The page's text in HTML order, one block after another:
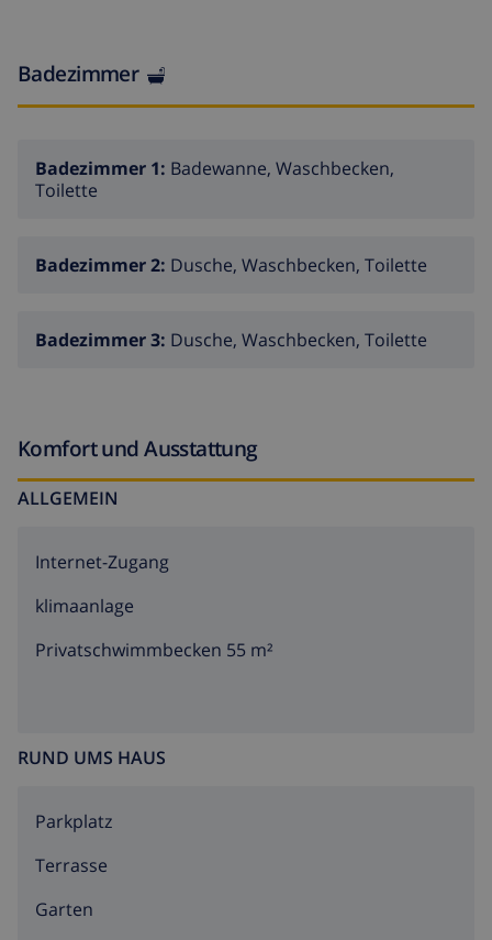
Badezimmer
Badezimmer 1: Badewanne, Waschbecken,
Toilette
Badezimmer 2: Dusche, Waschbecken, Toilette
Badezimmer 3: Dusche, Waschbecken, Toilette
Komfort und Ausstattung
ALLGEMEIN
Internet-Zugang
klimaanlage
Privatschwimmbecken 55 m²
RUND UMS HAUS
Parkplatz
Terrasse
Garten